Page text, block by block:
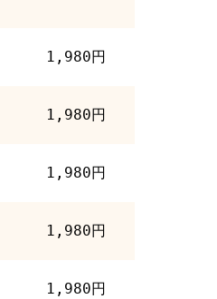
1,980円
1,980円
1,980円
1,980円
1,980円